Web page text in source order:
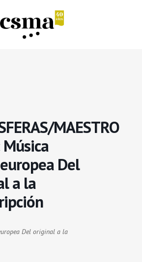
MAESTRO
Música
Del
a la
Del original a la